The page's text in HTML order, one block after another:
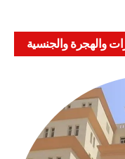
والهجرة والجنسية